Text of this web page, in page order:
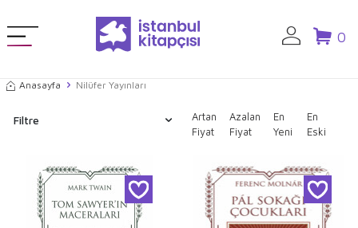
0
Anasayfa Nilüfer Yayınları
Filtre
Artan
Fiyat
Azalan
Fiyat
En
Yeni
En
Eski